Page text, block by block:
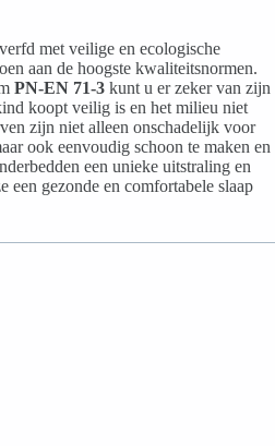
met veilige en ecologische
aan de hoogste kwaliteitsnormen.
PN-EN 71-3 kunt u er zeker van zijn
koopt veilig is en het milieu niet
zijn niet alleen onschadelijk voor
ook eenvoudig schoon te maken en
een unieke uitstraling en
een gezonde en comfortabele slaap